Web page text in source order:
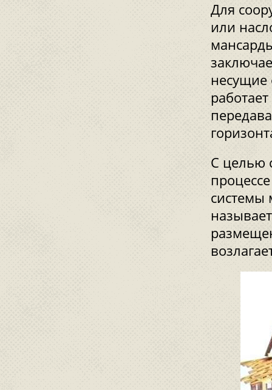
Для
или
несущие
С целью
системы